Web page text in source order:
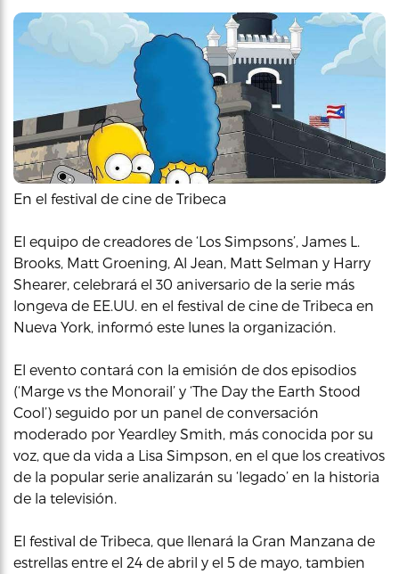
En el festival de cine de Tribeca
El equipo de creadores de ‘Los Simpsons’, James L.
Brooks, Matt Groening, Al Jean, Matt Selman y Harry
Shearer, celebrará el 30 aniversario de la serie más
longeva de EE.UU. en el festival de cine de Tribeca en
Nueva York, informó este lunes la organización.
El evento contará con la emisión de dos episodios
(‘Marge vs the Monorail’ y ‘The Day the Earth Stood
Cool’) seguido por un panel de conversación
moderado por Yeardley Smith, más conocida por su
voz, que da vida a Lisa Simpson, en el que los creativos
de la popular serie analizarán su ‘legado’ en la historia
de la televisión.
El festival de Tribeca, que llenará la Gran Manzana de
estrellas entre el 24 de abril y el 5 de mayo, tambien